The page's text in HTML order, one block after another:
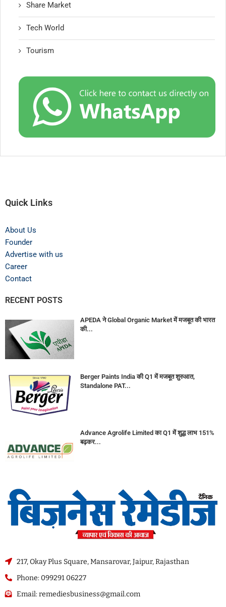
Share Market
Tech World
Tourism
Quick Links
About Us
Founder
Advertise with us
Career
Contact
RECENT POSTS
APEDA ने Global Organic Market में मजबूत की भारत
की...
Berger Paints India की Q1 में मजबूत शुरुआत,
Standalone PAT...
Advance Agrolife Limited का Q1 में शुद्ध लाभ 151%
बढ़कर...
217, Okay Plus Square, Mansarovar, Jaipur, Rajasthan
Phone: 099291 06227
Email: remediesbusiness@gmail.com